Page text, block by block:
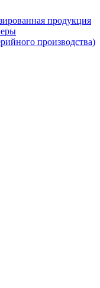
продукция
производства)